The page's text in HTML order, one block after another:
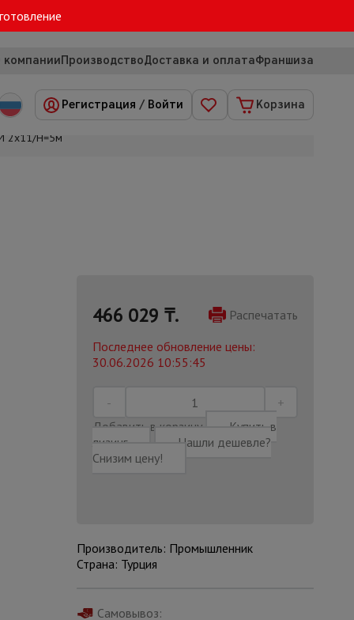
компанииПроизводствоДоставка и оплатаФраншиза
Регистрация / Войти Корзина
2х11/H=5м
466 029 ₸.
Распечатать
Последнее обновление цены:
30.06.2026 10:55:45
Добавить в корзину
Купить в
лизинг
Нашли дешевле?
Снизим цену!
Производитель: Промышленник
Страна: Турция
Самовывоз: